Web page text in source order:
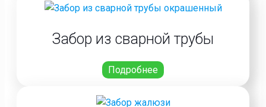
Забор из сварной трубы
Подробнее